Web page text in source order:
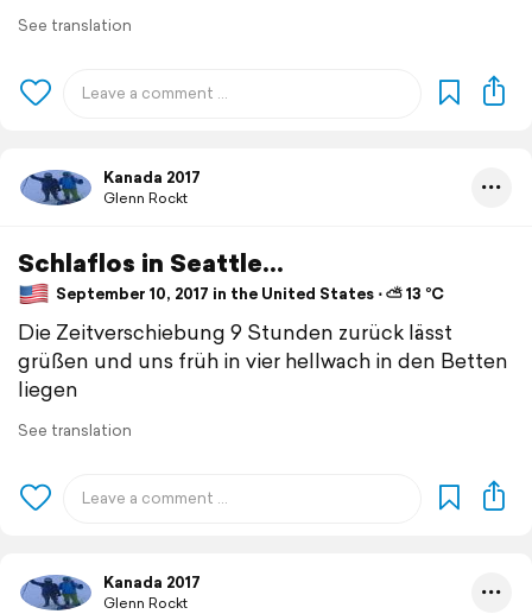
See translation
Kanada 2017
Glenn Rockt
Schlaflos in Seattle...
September 10, 2017 in the United States ⋅ ⛅ 13 °C
Die Zeitverschiebung 9 Stunden zurück lässt
grüßen und uns früh in vier hellwach in den Betten
liegen
See translation
Kanada 2017
Glenn Rockt